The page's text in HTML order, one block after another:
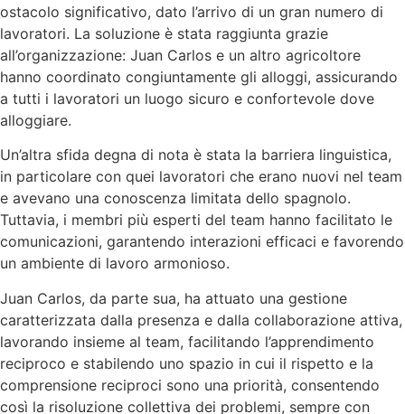
ostacolo significativo, dato l’arrivo di un gran numero di
lavoratori. La soluzione è stata raggiunta grazie
all’organizzazione: Juan Carlos e un altro agricoltore
hanno coordinato congiuntamente gli alloggi, assicurando
a tutti i lavoratori un luogo sicuro e confortevole dove
alloggiare.
Un’altra sfida degna di nota è stata la barriera linguistica,
in particolare con quei lavoratori che erano nuovi nel team
e avevano una conoscenza limitata dello spagnolo.
Tuttavia, i membri più esperti del team hanno facilitato le
comunicazioni, garantendo interazioni efficaci e favorendo
un ambiente di lavoro armonioso.
Juan Carlos, da parte sua, ha attuato una gestione
caratterizzata dalla presenza e dalla collaborazione attiva,
lavorando insieme al team, facilitando l’apprendimento
reciproco e stabilendo uno spazio in cui il rispetto e la
comprensione reciproci sono una priorità, consentendo
così la risoluzione collettiva dei problemi, sempre con